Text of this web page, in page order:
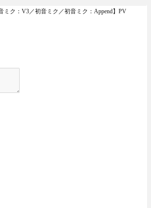
ミク：V3／初音ミク／初音ミク：Append】PV